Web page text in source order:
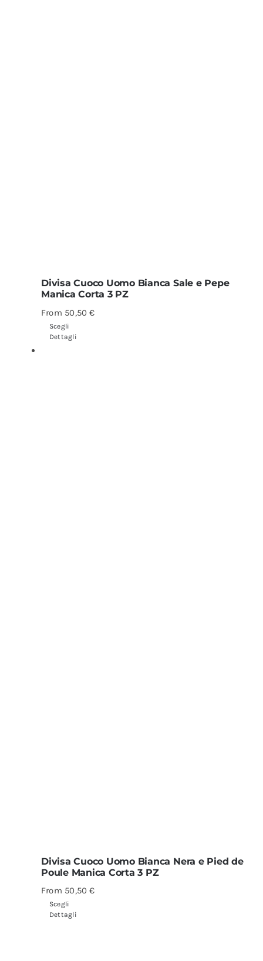
Divisa Cuoco Uomo Bianca Sale e Pepe
Manica Corta 3 PZ
From 50,50€
Scegli
Dettagli
Divisa Cuoco Uomo Bianca Nera e Pied de
Poule Manica Corta 3 PZ
From 50,50€
Scegli
Dettagli